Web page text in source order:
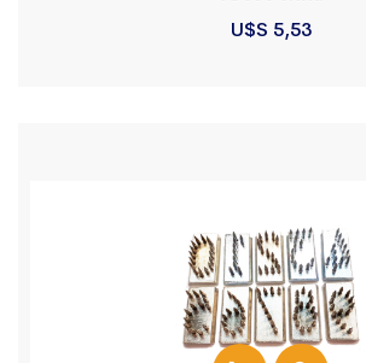
U$S 5,53